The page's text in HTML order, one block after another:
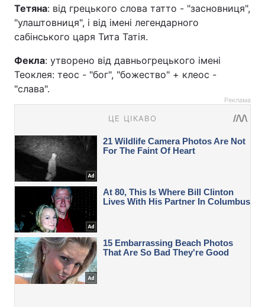
Тетяна: від грецького слова татто - "засновниця",
"улаштовниця", і від імені легендарного
сабінського царя Тита Татія.
Фекла: утворено від давньогрецького імені
Теоклея: теос - "бог", "божество" + клеос -
"слава".
Реклама